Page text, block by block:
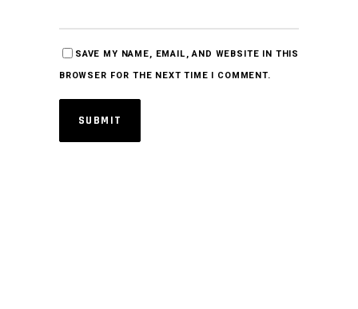
SAVE MY NAME, EMAIL, AND WEBSITE IN THIS
BROWSER FOR THE NEXT TIME I COMMENT.
SUBMIT